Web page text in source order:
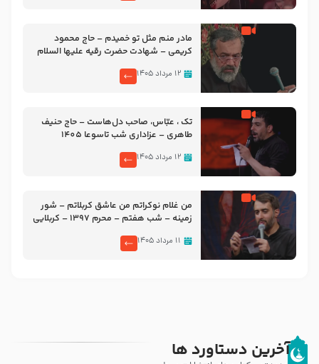
مادر منم مثل تو خمیدم – حاج محمود
کریمی – شهادت حضرت رقیه علیها السلام
۱۲ مرداد ۱۴۰۵
تک ، عبّاس، صاحب دل‌هاست – حاج حنیف
طاهری – عزاداری شب تاسوعا 1405
۱۲ مرداد ۱۴۰۵
من غلام نوکراتم من عاشق کربلاتم – شور
زمینه – شب هفتم – محرم 1397 – کربلایی
۱۱ مرداد ۱۴۰۵
آخرین دستاورد ها